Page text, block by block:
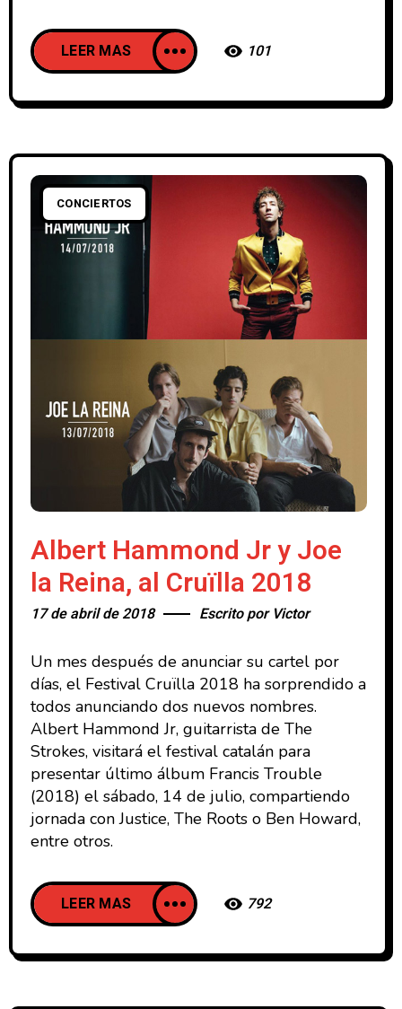
LEER MAS 101
CONCIERTOS
Albert Hammond Jr y Joe
la Reina, al Cruïlla 2018
17 de abril de 2018 Escrito por Victor
Un mes después de anunciar su cartel por
días, el Festival Cruïlla 2018 ha sorprendido a
todos anunciando dos nuevos nombres.
Albert Hammond Jr, guitarrista de The
Strokes, visitará el festival catalán para
presentar último álbum Francis Trouble
(2018) el sábado, 14 de julio, compartiendo
jornada con Justice, The Roots o Ben Howard,
entre otros.
LEER MAS 792